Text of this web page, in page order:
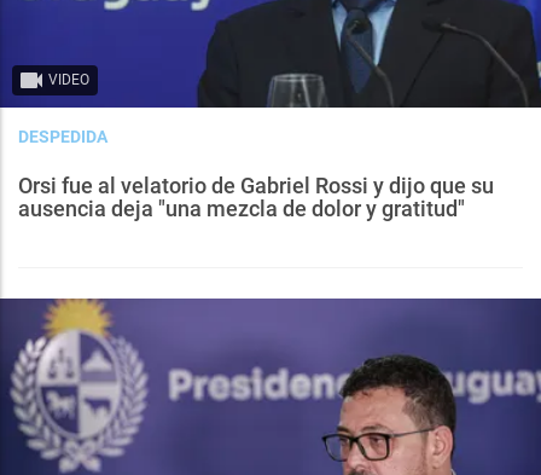
VIDEO
DESPEDIDA
Orsi fue al velatorio de Gabriel Rossi y dijo que su
ausencia deja "una mezcla de dolor y gratitud"